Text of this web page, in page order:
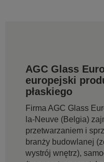
AGC Glass
europejski
płaskiego
Firma AGC Glass
la-Neuve (Belgia)
przetwarzaniem i
branży budowlanej
wystrój wnętrz),